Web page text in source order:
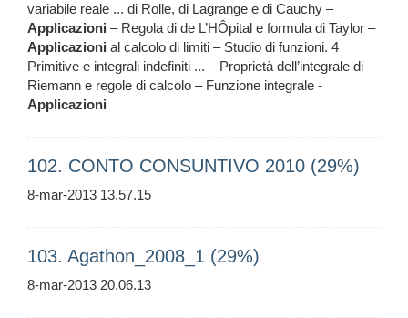
variabile reale ... di Rolle, di Lagrange e di Cauchy –
Applicazioni – Regola di de L’HÔpital e formula di Taylor –
Applicazioni al calcolo di limiti – Studio di funzioni. 4
Primitive e integrali indefiniti ... – Proprietà dell’integrale di
Riemann e regole di calcolo – Funzione integrale -
Applicazioni
102. CONTO CONSUNTIVO 2010 (29%)
8-mar-2013 13.57.15
103. Agathon_2008_1 (29%)
8-mar-2013 20.06.13